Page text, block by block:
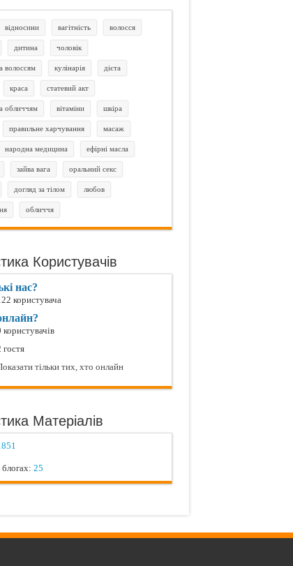
відносини вагітність волосся
дитина чоловік
волоссям кулінарія дієта
краса статевий акт
обличчям вітаміни шкіра
правильне харчування масаж
народна медицина ефірні масла
зайва вага оральний секс
догляд за тілом любов
обличчя
Користувачів
нас?
користувача
користувачів
гостя
тільки тих, хто онлайн
Матеріалів
блогах: 25